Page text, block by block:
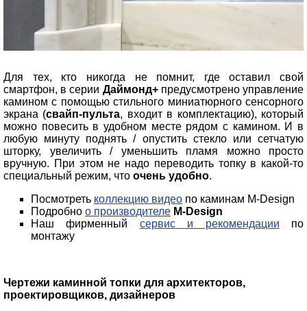
Для тех, кто никогда не помнит, где оставил свой
смартфон, в серии Даймонд+предусмотрено управление
камином с помощью стильного миниатюрного сенсорного
экрана (свайп-пульта, входит в комплектацию), который
можно повесить в удобном месте рядом с камином. И в
любую минуту поднять / опустить стекло или сетчатую
шторку, увеличить / уменьшить пламя можно просто
вручную. При этом не надо переводить топку в какой-то
специальный режим, что очень удобно.
Посмотреть коллекцию видео по каминам M-Design
Подробно о производителе M-Design
Наш фирменный сервис и рекомендации по
монтажу
Чертежи каминной топки для архитекторов,
проектировщиков, дизайнеров